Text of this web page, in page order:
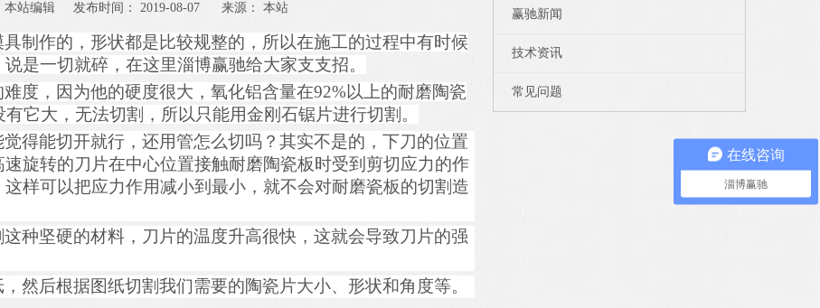
站编辑 发布时间： 2019-08-07 来源： 本站
具制作的 ，形状都是比较规整的，所以在施工的过程中有时候
是一切就碎，在这里淄博赢驰给大家支支招。
度，因为他的硬度很大，氧化铝含量在92%以上的耐磨陶瓷
它大，无法切割， 所以只能用金刚石锯片进行切割。
得能切开就行， 还用管怎么切吗？其实不是的， 下刀的位置
旋转的刀片在中心位置接触耐磨陶瓷板时受到剪切应力的作
样可以把应力作用减小到 最小 ， 就不会对耐磨瓷板的切割造
种坚硬的材料，刀片的温度升高很快，这就会导致刀片的强
然后根据图纸切割我们需要的陶瓷片大小、形状和角度等。
赢驰新闻
技术资讯
常见问题
在线咨询
淄博赢驰